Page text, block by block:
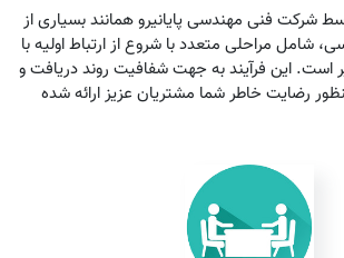
شرکت فنی مهندسی پایانیرو همانند بسیاری از
مراحلی متعدد با شروع از ارتباط اولیه با
است. این فرآیند به جهت شفافیت روند دریافت و
رضایت خاطر شما مشتریان عزیز ارائه شده